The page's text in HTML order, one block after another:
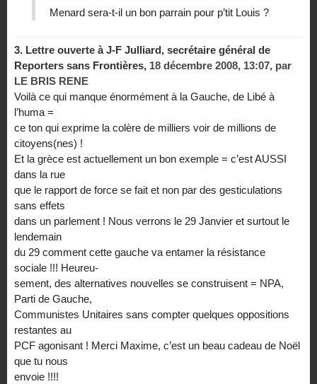
Menard sera-t-il un bon parrain pour p’tit Louis ?
3. Lettre ouverte à J-F Julliard, secrétaire général de
Reporters sans Frontières, 18 décembre 2008, 13:07, par
LE BRIS RENE
Voilà ce qui manque énormément à la Gauche, de Libé à
l’huma =
ce ton qui exprime la colère de milliers voir de millions de
citoyens(nes) !
Et la grèce est actuellement un bon exemple = c’est AUSSI
dans la rue
que le rapport de force se fait et non par des gesticulations
sans effets
dans un parlement ! Nous verrons le 29 Janvier et surtout le
lendemain
du 29 comment cette gauche va entamer la résistance
sociale !!! Heureu-
sement, des alternatives nouvelles se construisent = NPA,
Parti de Gauche,
Communistes Unitaires sans compter quelques oppositions
restantes au
PCF agonisant ! Merci Maxime, c’est un beau cadeau de Noël
que tu nous
envoie !!!!